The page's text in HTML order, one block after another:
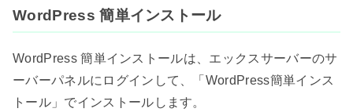
WordPress 簡単インストール
WordPress 簡単インストールは、エックスサーバーのサ
ーバーパネルにログインして、「WordPress簡単インス
トール」でインストールします。